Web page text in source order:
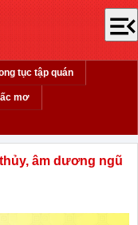
tục tập quán
mơ
âm dương ngũ